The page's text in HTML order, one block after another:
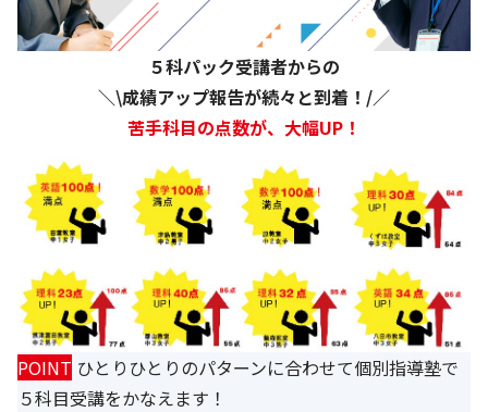
５科パック受講者からの
＼\成績アップ報告が続々と到着！/／
苦手科目の点数が、大幅UP！
POINT ひとりひとりのパターンに合わせて個別指導塾で
５科目受講をかなえます！